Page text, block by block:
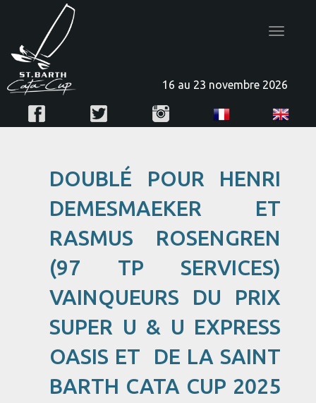
Toggle
16 au 23 novembre 2026
DOUBLÉ POUR HENRI
DEMESMAEKER ET
RASMUS ROSENGREN
(97 TP SERVICES)
VAINQUEURS DU PRIX
SUPER U & U EXPRESS
OASIS ET DE LA SAINT
BARTH CATA CUP 2025